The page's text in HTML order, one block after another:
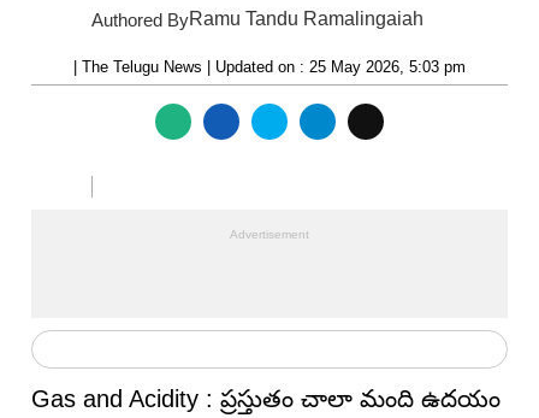
Authored ByRamu Tandu Ramalingaiah
| The Telugu News | Updated on : 25 May 2026, 5:03 pm
Gas and Acidity : ప్రస్తుతం చాలా మంది ఉదయం